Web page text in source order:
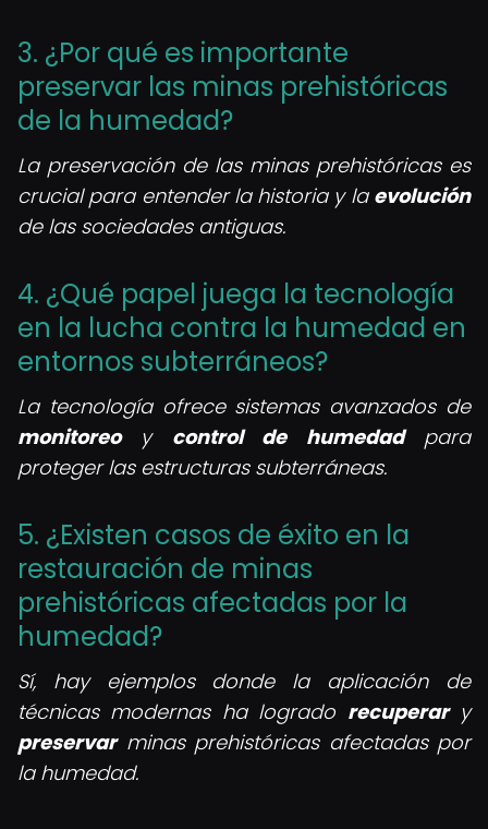
3. ¿Por qué es importante
preservar las minas prehistóricas
de la humedad?
La preservación de las minas prehistóricas es
crucial para entender la historia y la evolución
de las sociedades antiguas.
4. ¿Qué papel juega la tecnología
en la lucha contra la humedad en
entornos subterráneos?
La tecnología ofrece sistemas avanzados de
monitoreoy control de humedadpara
proteger las estructuras subterráneas.
5. ¿Existen casos de éxito en la
restauración de minas
prehistóricas afectadas por la
humedad?
Sí, hay ejemplos donde la aplicación de
técnicas modernas ha logrado recuperary
preservarminas prehistóricas afectadas por
la humedad.